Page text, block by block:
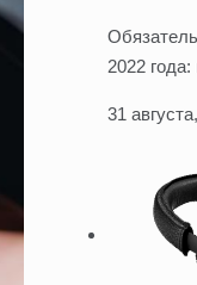
2022
31